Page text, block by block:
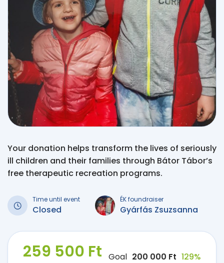
Your donation helps transform the lives of seriously
ill children and their families through Bátor Tábor’s
free therapeutic recreation programs.
Time until event
Closed
ÉK foundraiser
Gyárfás Zsuzsanna
259 500 Ft Goal 200 000 Ft 129%